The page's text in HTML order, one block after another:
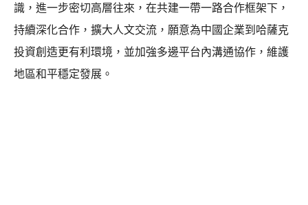
識，進一步密切高層往來，在共建一帶一路合作框架下，
持續深化合作，擴大人文交流，願意為中國企業到哈薩克
投資創造更有利環境，並加強多邊平台內溝通協作，維護
地區和平穩定發展。